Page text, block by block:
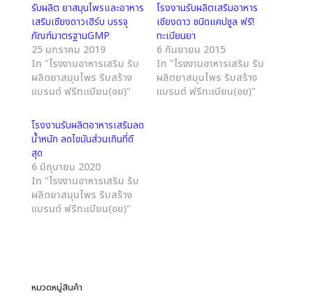
รับผลิต ยาสมุนไพรและอาหาร
เสริมเชียงดาวเฮิร์บ บรรจุ
ภัณฑ์มาตรฐานGMP
25 มกราคม 2019
In "โรงงานอาหารเสริม รับ
ผลิตยาสมุนไพร รับสร้าง
แบรนด์ ฟรีทะเบียน(อย)"
โรงงานรับผลิตเสริมอาหาร
เชียงดาว ชนิดแคปซูล ฟรี!
ทะเบียนยา
6 กันยายน 2015
In "โรงงานอาหารเสริม รับ
ผลิตยาสมุนไพร รับสร้าง
แบรนด์ ฟรีทะเบียน(อย)"
โรงงานรับผลิตอาหารเสริมลด
น้ำหนัก ลดไขมันส่วนเกินที่ดี
สุด
6 มิถุนายน 2020
In "โรงงานอาหารเสริม รับ
ผลิตยาสมุนไพร รับสร้าง
แบรนด์ ฟรีทะเบียน(อย)"
หมวดหมู่สินค้า